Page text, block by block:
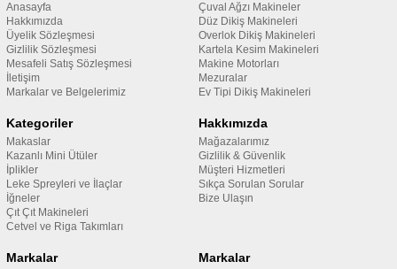
Anasayfa
Hakkımızda
Üyelik Sözleşmesi
Gizlilik Sözleşmesi
Mesafeli Satış Sözleşmesi
İletişim
Markalar ve Belgelerimiz
Çuval Ağzı Makineler
Düz Dikiş Makineleri
Overlok Dikiş Makineleri
Kartela Kesim Makineleri
Makine Motorları
Mezuralar
Ev Tipi Dikiş Makineleri
Kategoriler
Makaslar
Kazanlı Mini Ütüler
İplikler
Leke Spreyleri ve İlaçlar
İğneler
Çıt Çıt Makineleri
Cetvel ve Riga Takımları
Hakkımızda
Mağazalarımız
Gizlilik & Güvenlik
Müşteri Hizmetleri
Sıkça Sorulan Sorular
Bize Ulaşın
Markalar Markalar